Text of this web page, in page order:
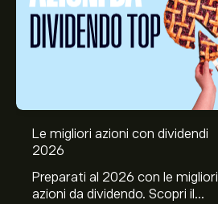
Le migliori azioni con dividendi
2026
Preparati al 2026 con le migliori
azioni da dividendo. Scopri il